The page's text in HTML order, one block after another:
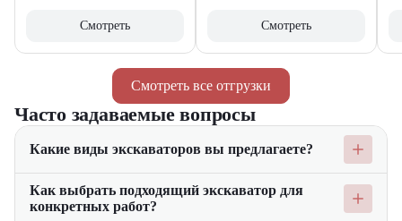
Смотреть все отгрузки
Смотреть Смотреть
Часто задаваемые вопросы
Какие виды экскаваторов вы предлагаете?
гусеничные, колесные и мини-экскаваторы. Наши
экскаваторы предназначены для выполнения различных видов
Как выбрать подходящий экскаватор для
конкретных работ?